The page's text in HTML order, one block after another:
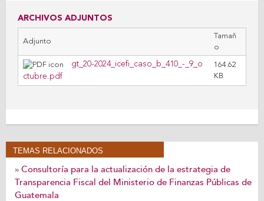
ARCHIVOS ADJUNTOS
Adjunto
Tamañ
o
gt_20-2024_icefi_caso_b_410_-_9_o
ctubre.pdf
164.62
KB
TEMAS RELACIONADOS
» Consultoría para la actualización de la estrategia de
Transparencia Fiscal del Ministerio de Finanzas Públicas de
Guatemala